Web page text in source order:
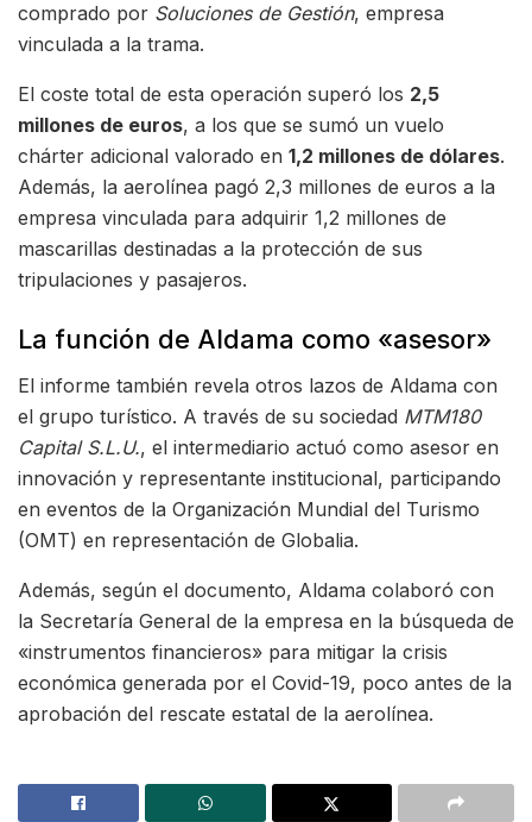
comprado por Soluciones de Gestión, empresa
vinculada a la trama.
El coste total de esta operación superó los 2,5
millones de euros, a los que se sumó un vuelo
chárter adicional valorado en 1,2 millones de dólares.
Además, la aerolínea pagó 2,3 millones de euros a la
empresa vinculada para adquirir 1,2 millones de
mascarillas destinadas a la protección de sus
tripulaciones y pasajeros.
La función de Aldama como «asesor»
El informe también revela otros lazos de Aldama con
el grupo turístico. A través de su sociedad MTM180
Capital S.L.U., el intermediario actuó como asesor en
innovación y representante institucional, participando
en eventos de la Organización Mundial del Turismo
(OMT) en representación de Globalia.
Además, según el documento, Aldama colaboró con
la Secretaría General de la empresa en la búsqueda de
«instrumentos financieros» para mitigar la crisis
económica generada por el Covid-19, poco antes de la
aprobación del rescate estatal de la aerolínea.